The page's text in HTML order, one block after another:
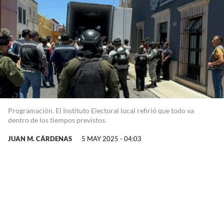
Programación. El Instituto Electoral local refirió que todo va
dentro de los tiempos previstos.
JUAN M. CÁRDENAS 5 MAY 2025 - 04:03